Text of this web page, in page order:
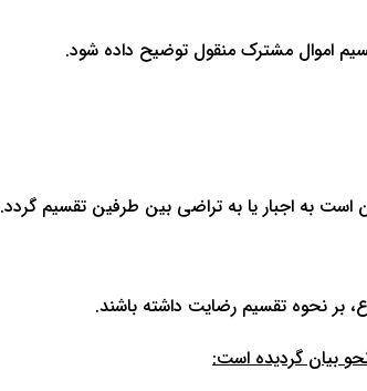
اموال مشترک منقول توضیح داده شود.
به اجبار یا به تراضی بین طرفین تقسیم گردد.
بر نحوه تقسیم رضایت داشته باشند.